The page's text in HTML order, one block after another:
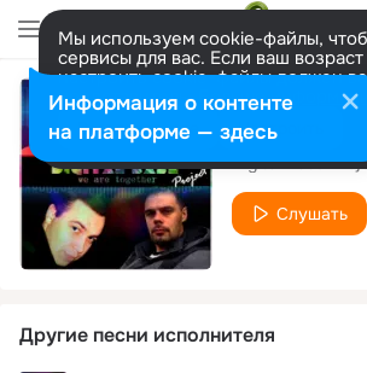
Мы используем cookie-файлы,
сервисы для вас. Если ваш
настроить cookie-файлы должен
представитель. Больше
Разрешить все Настроить
Digital Base
Слушать
Другие песни исполнителя
Информация о контенте
на платформе — здесь